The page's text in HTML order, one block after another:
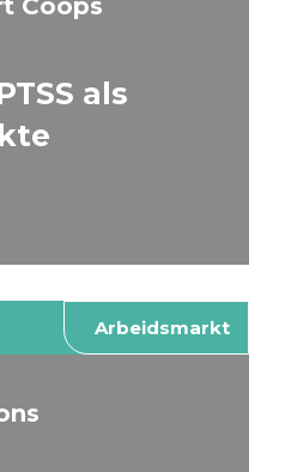
Coops
als
Arbeidsmarkt